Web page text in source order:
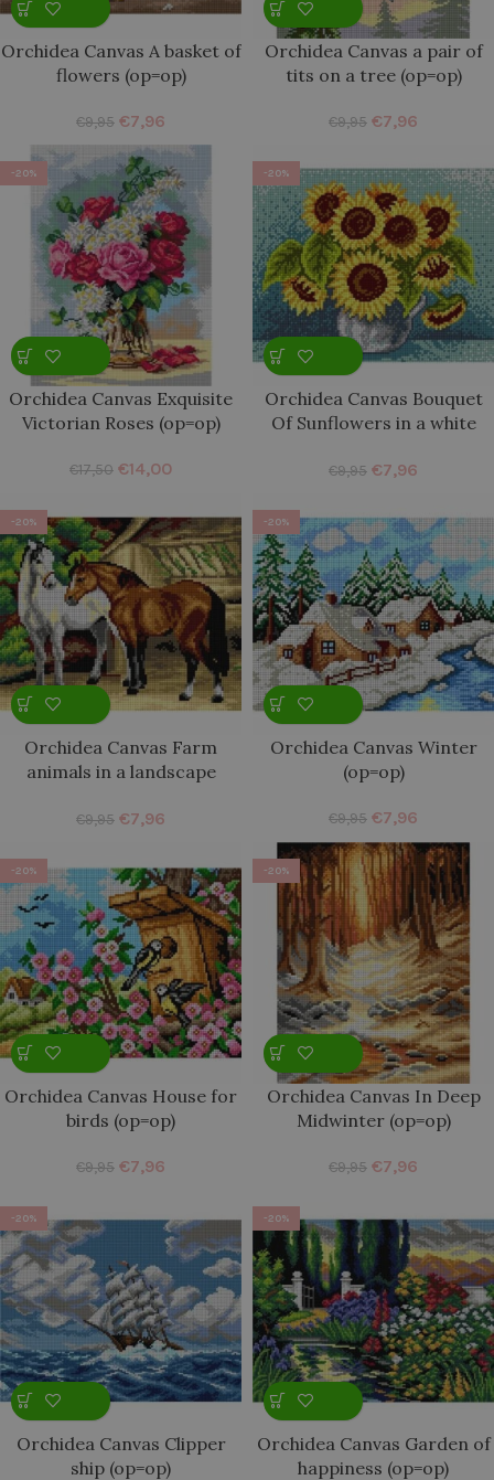
Orchidea Canvas A basket of
flowers (op=op)
€9,95 €7,96
Orchidea Canvas a pair of
tits on a tree (op=op)
€9,95 €7,96
-20%
Orchidea Canvas Exquisite
Victorian Roses (op=op)
€17,50 €14,00
-20%
Orchidea Canvas Bouquet
Of Sunflowers in a white
€9,95 €7,96
-20%
Orchidea Canvas Farm
animals in a landscape
€9,95 €7,96
-20%
Orchidea Canvas Winter
(op=op)
€9,95 €7,96
-20%
Orchidea Canvas House for
birds (op=op)
€9,95 €7,96
-20%
Orchidea Canvas In Deep
Midwinter (op=op)
€9,95 €7,96
-20%
Orchidea Canvas Clipper
ship (op=op)
-20%
Orchidea Canvas Garden of
happiness (op=op)